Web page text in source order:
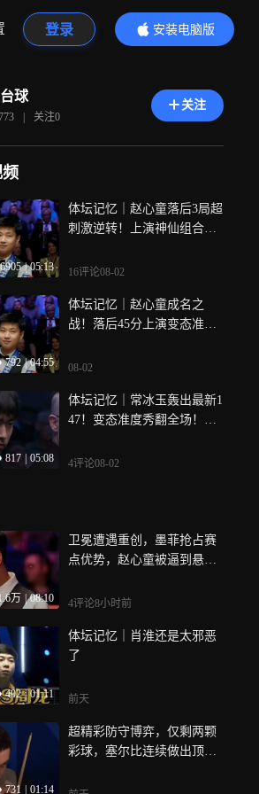
登录
安装电脑版
内容更精彩
球
| 关注0
关注
6905 | 05:13
体坛记忆｜赵心童落后3局超
刺激逆转！上演神仙组合球
16评论08-02
792 | 04:55
体坛记忆｜赵心童成名之
战！落后45分上演变态准度
08-02
817 05:08
体坛记忆｜常冰玉轰出最新1
47！变态准度秀翻全场！对
4评论08-02
万 08:10
卫冕遭遇重创，墨菲抢占赛
点优势，赵心童被逼到悬崖
4评论8小时前
402 | 01:11
体坛记忆｜肖淮还是太邪恶
了
前天
731 01:14
超精彩防守博弈，仅剩两颗
彩球，塞尔比连续做出顶级